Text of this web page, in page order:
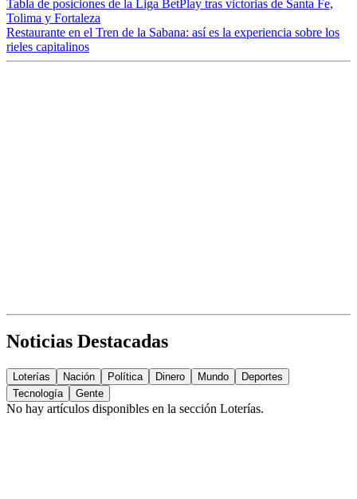
Tabla de posiciones de la Liga BetPlay tras victorias de Santa Fe,
Tolima y Fortaleza
Restaurante en el Tren de la Sabana: así es la experiencia sobre los
rieles capitalinos
Noticias Destacadas
Loterías Nación Política Dinero Mundo
Deportes
Tecnología
Gente
No hay artículos disponibles en la sección Loterías.